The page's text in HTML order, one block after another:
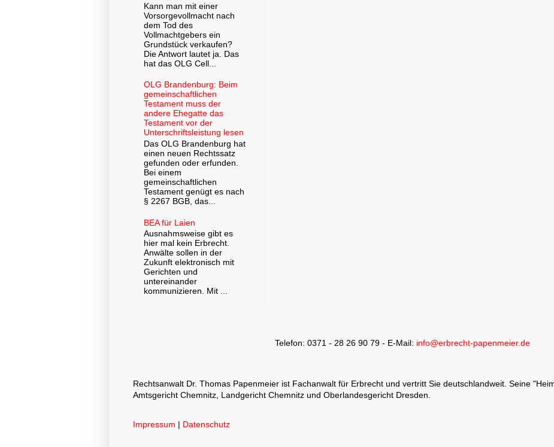
Kann man mit einer
Vorsorgevollmacht nach
dem Tod des
Vollmachtgebers ein
Grundstück verkaufen?
Die Antwort lautet ja. Das
hat das OLG Cell...
OLG Brandenburg: Beim
gemeinschaftlichen
Testament muss der
andere Ehegatte das
Testament vor der
Unterschriftsleistung lesen
Das OLG Brandenburg hat
einen neuen Rechtssatz
gefunden oder erfunden.
Bei einem
gemeinschaftlichen
Testament genügt es nach
§ 2267 BGB, das...
BEA für Laien
Ausnahmsweise gibt es
hier mal kein Erbrecht.
Anwälte sollen in der
Zukunft elektronisch mit
Gerichten und
untereinander
kommunizieren. Mit ...
Telefon: 0371 - 28 26 90 79 - E-Mail: info@erbrecht-papenmeier.de
Rechtsanwalt Dr. Thomas Papenmeier ist Fachanwalt für Erbrecht und vertritt Sie deutschlandweit. Seine
Amtsgericht Chemnitz, Landgericht Chemnitz und Oberlandesgericht Dresden.
Impressum | Datenschutz